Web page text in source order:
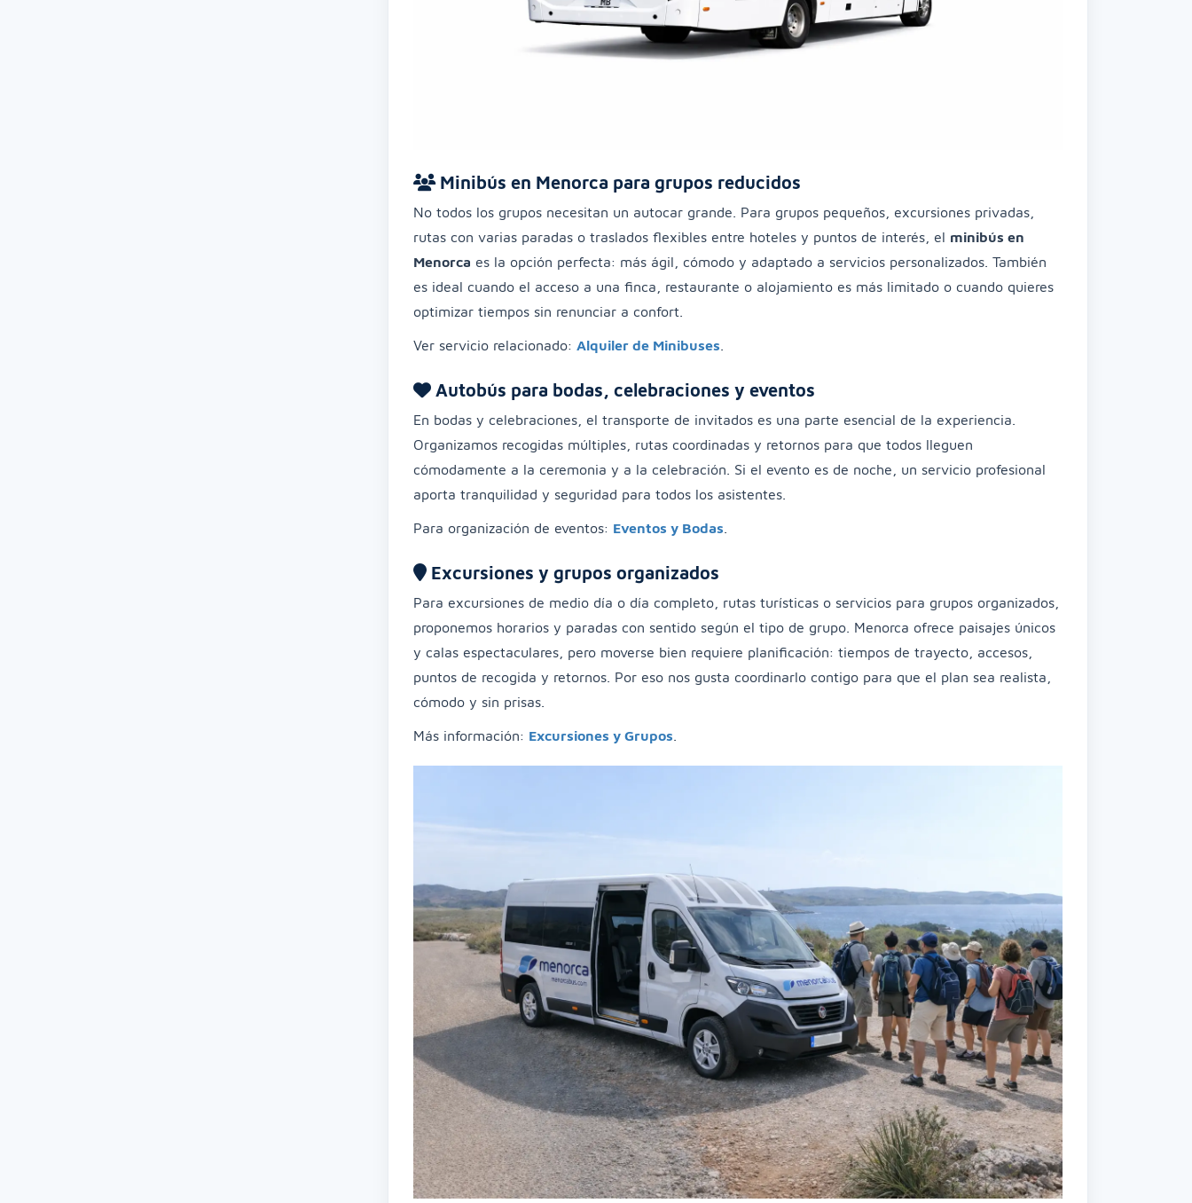
Minibús en Menorca para grupos reducidos
No todos los grupos necesitan un autocar grande. Para grupos pequeños, excursiones privadas,
rutas con varias paradas o traslados flexibles entre hoteles y puntos de interés, el minibús en
Menorca es la opción perfecta: más ágil, cómodo y adaptado a servicios personalizados. También
es ideal cuando el acceso a una finca, restaurante o alojamiento es más limitado o cuando quieres
optimizar tiempos sin renunciar a confort.
Ver servicio relacionado: Alquiler de Minibuses
Autobús para bodas, celebraciones y eventos
En bodas y celebraciones, el transporte de invitados es una parte esencial de la experiencia.
Organizamos recogidas múltiples, rutas coordinadas y retornos para que todos lleguen
cómodamente a la ceremonia y a la celebración. Si el evento es de noche, un servicio profesional
aporta tranquilidad y seguridad para todos los asistentes.
Para organización de eventos: Eventos y Bodas
Excursiones y grupos organizados
Para excursiones de medio día o día completo, rutas turísticas o servicios para grupos organizados,
proponemos horarios y paradas con sentido según el tipo de grupo. Menorca ofrece paisajes únicos
y calas espectaculares, pero moverse bien requiere planificación: tiempos de trayecto, accesos,
puntos de recogida y retornos. Por eso nos gusta coordinarlo contigo para que el plan sea realista,
cómodo y sin prisas.
Más información: Excursiones y Grupos